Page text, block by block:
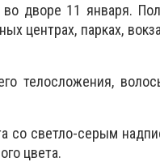
дворе 11 января.
центрах, парках,
телосложения,
со светло-серым
цвета.